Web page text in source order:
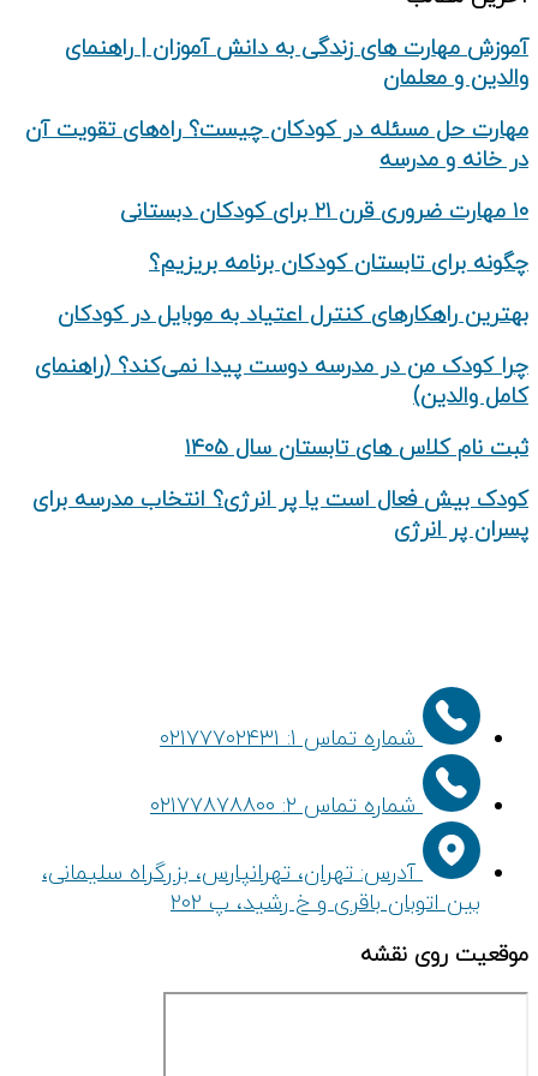
آموزش مهارت های زندگی به دانش‌ آموزان | راهنمای
والدین و معلمان
مهارت حل مسئله در کودکان چیست؟ راه‌های تقویت آن
در خانه و مدرسه
۱۰ مهارت ضروری قرن ۲۱ برای کودکان دبستانی
چگونه برای تابستان کودکان برنامه بریزیم؟
بهترین راهکارهای کنترل اعتیاد به موبایل در کودکان
چرا کودک من در مدرسه دوست پیدا نمی‌کند؟ (راهنمای
کامل والدین)
ثبت نام کلاس های تابستان سال ۱۴۰۵
کودک بیش‌ فعال است یا پر انرژی؟ انتخاب مدرسه برای
پسران پر انرژی
شماره تماس 1: ۰۲۱۷۷۷۰۲۴۳۱
شماره تماس ۲: ۰۲۱۷۷۸۷۸۸۰۰
آدرس: تهران، تهرانپارس، بزرگراه سلیمانی،
بین اتوبان باقری و خ رشید، پ 202
موقعیت روی نقشه